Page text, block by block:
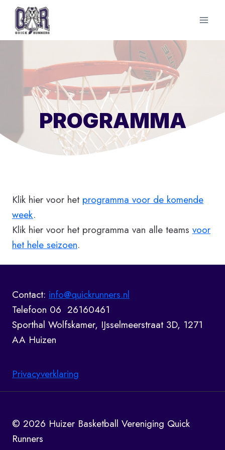
Doorgaan
inhoud
PROGRAMMA
Klik hier voor het programma voor de komende
week.
Klik hier voor het programma van alle teams voor
het hele seizoen.
Contact: info@quickrunners.nl
Telefoon 06 26160461
Sporthal Wolfskamer, IJsselmeerstraat 3D, 1271
AA Huizen
Privacyverklaring
© 2026 Huizer Basketball Vereniging Quick
Runners